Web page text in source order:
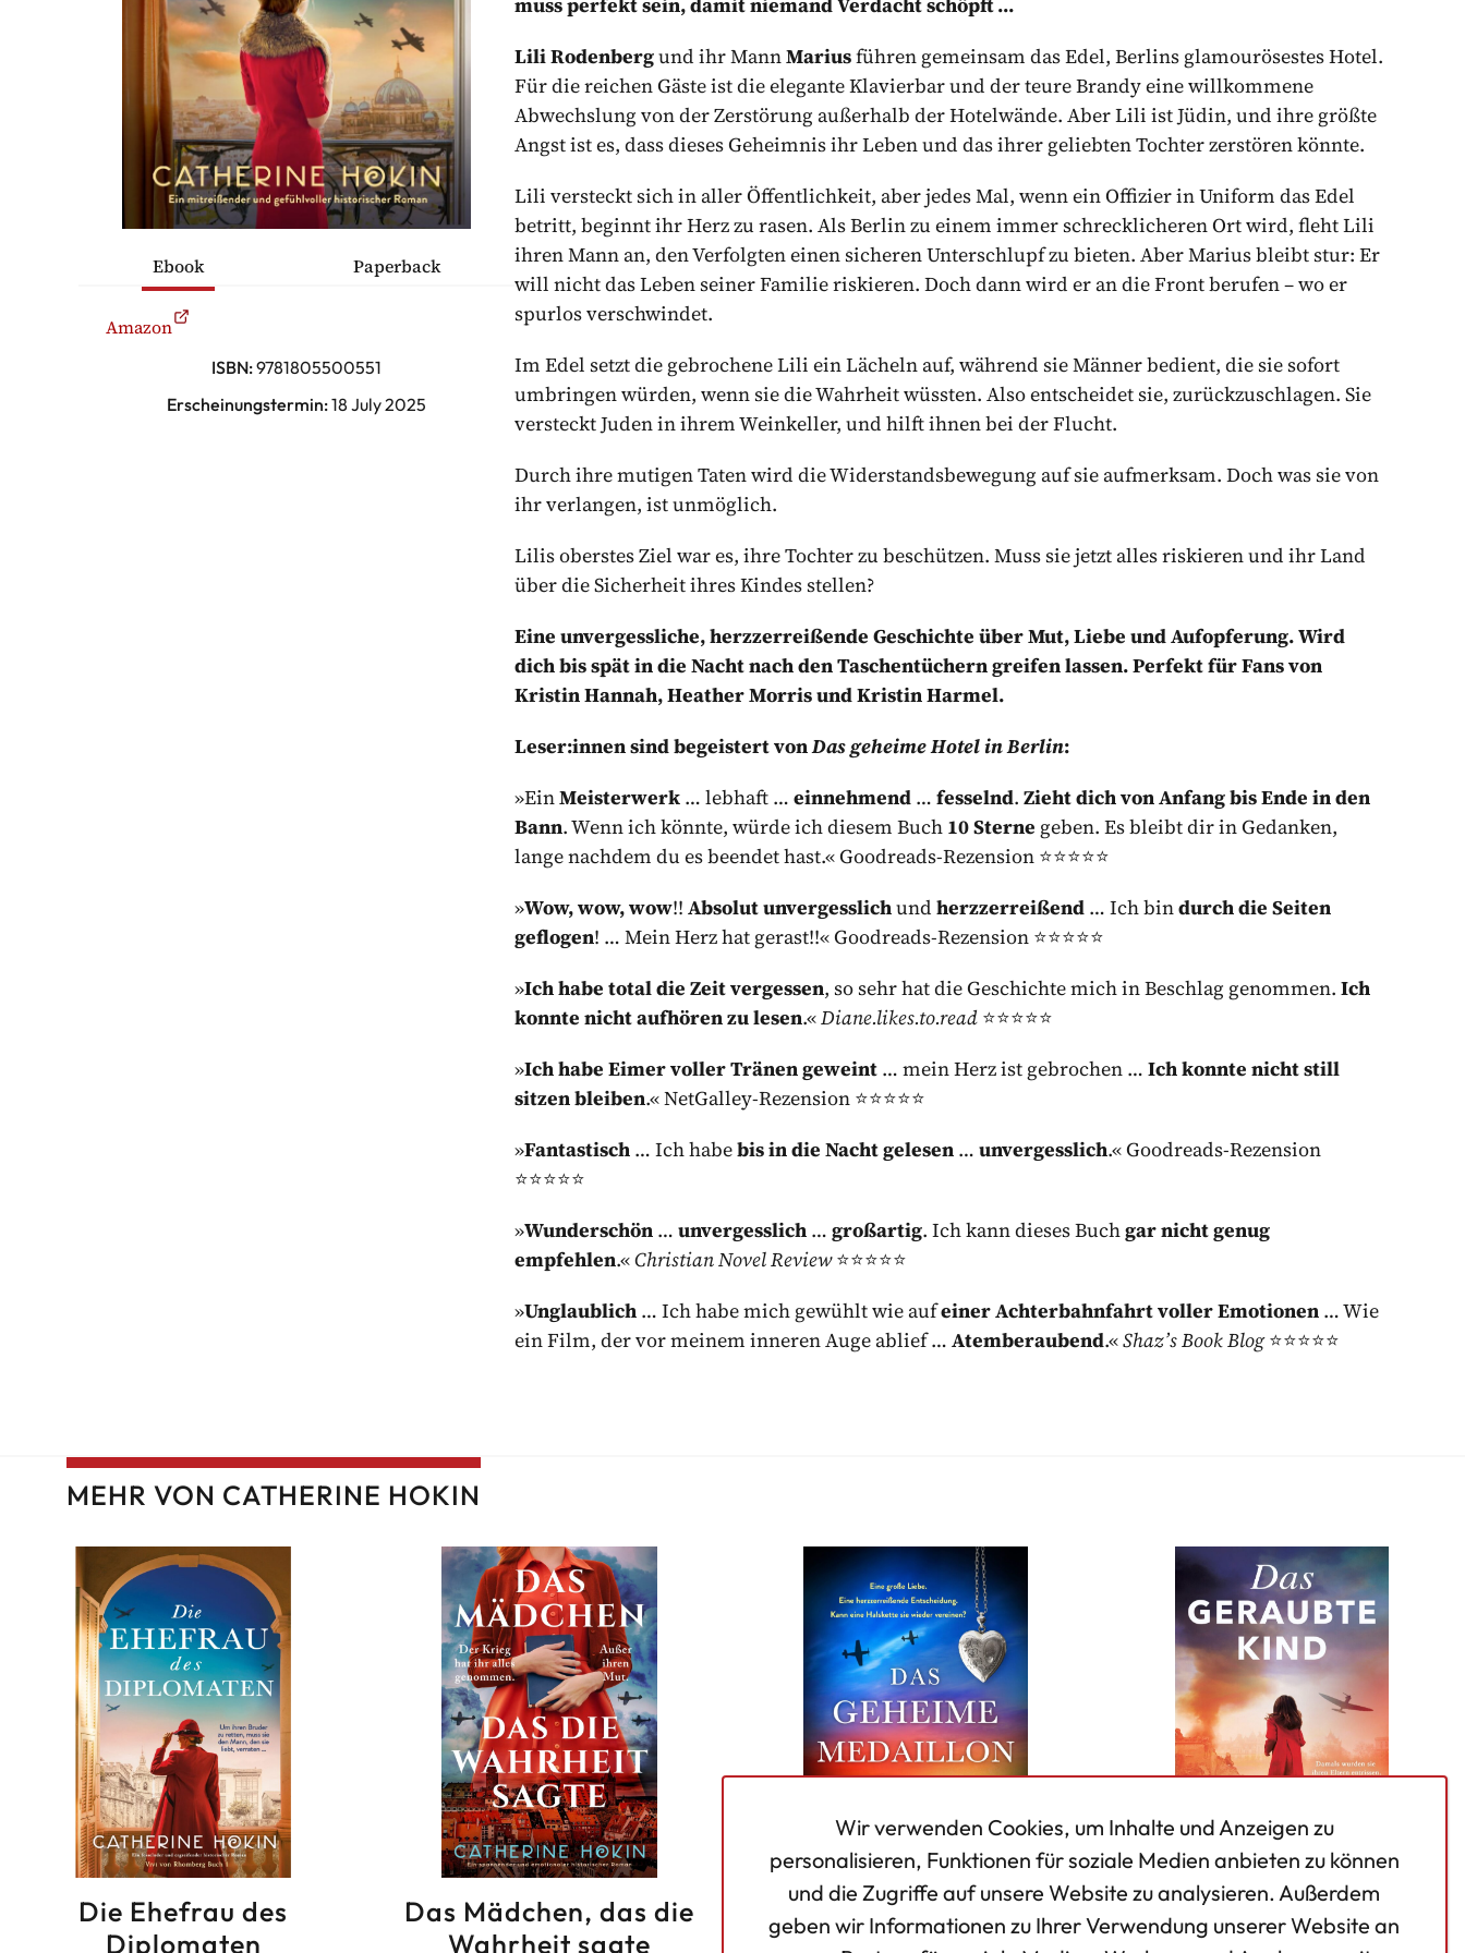
Romane
Ebook Paperback
Amazon
ISBN:9781805500551
Erscheinungstermin:18 July 2025
Lili Rodenbergund ihr MannMariusführen gemeinsam das Edel, Berlins glamourösestes Hotel.
Für die reichen Gäste ist die elegante Klavierbar und der teure Brandy eine willkommene
Abwechslung von der Zerstörung außerhalb der Hotelwände. Aber Lili ist Jüdin, und ihre größte
Angst ist es, dass dieses Geheimnis ihr Leben und das ihrer geliebten Tochter zerstören könnte.
Lili versteckt sich in aller Öffentlichkeit, aber jedes Mal, wenn ein Offizier in Uniform das Edel
betritt, beginnt ihr Herz zu rasen. Als Berlin zu einem immer schrecklicheren Ort wird, fleht Lili
ihren Mann an, den Verfolgten einen sicheren Unterschlupf zu bieten. Aber Marius bleibt stur: Er
will nicht das Leben seiner Familie riskieren. Doch dann wird er an die Front berufen – wo er
spurlos verschwindet.
Im Edel setzt die gebrochene Lili ein Lächeln auf, während sie Männer bedient, die sie sofort
umbringen würden, wenn sie die Wahrheit wüssten. Also entscheidet sie, zurückzuschlagen. Sie
versteckt Juden in ihrem Weinkeller, und hilft ihnen bei der Flucht.
Durch ihre mutigen Taten wird die Widerstandsbewegung auf sie aufmerksam. Doch was sie von
ihr verlangen, ist unmöglich.
Lilis oberstes Ziel war es, ihre Tochter zu beschützen. Muss sie jetzt alles riskieren und ihr Land
über die Sicherheit ihres Kindes stellen?
Eine unvergessliche, herzzerreißende Geschichte über Mut, Liebe und Aufopferung. Wird
dich bis spät in die Nacht nach den Taschentüchern greifen lassen. Perfekt für Fans von
Kristin Hannah, Heather Morris und Kristin Harmel.
Leser:innen sind begeistert vonDas geheime Hotel in Berlin:
»EinMeisterwerk … lebhaft …einnehmend …fesselnd.Zieht dich von Anfang bis Ende in den
Bann. Wenn ich könnte, würde ich diesem Buch 10 Sterne geben. Es bleibt dir in Gedanken,
lange nachdem du es beendet hast.« Goodreads-Rezension ⭐⭐⭐⭐⭐
»Wow, wow, wow!!Absolut unvergesslichundherzzerreißend … Ich bindurch die Seiten
geflogen! … Mein Herz hat gerast!!« Goodreads-Rezension ⭐⭐⭐⭐⭐
»Ich habe total die Zeit vergessen, so sehr hat die Geschichte mich in Beschlag genommen.Ich
konnte nicht aufhören zu lesen.«Diane.likes.to.read ⭐⭐⭐⭐⭐
»Ich habe Eimer voller Tränen geweint … mein Herz ist gebrochen …Ich konnte nicht still
sitzen bleiben.« NetGalley-Rezension ⭐⭐⭐⭐⭐
»Fantastisch … Ich habebis in die Nacht gelesen …unvergesslich.« Goodreads-Rezension
⭐⭐⭐⭐⭐
»Wunderschön …unvergesslich …großartig. Ich kann dieses Buchgar nicht genug
empfehlen.«Christian Novel Review⭐⭐⭐⭐⭐
»Unglaublich … Ich habe mich gewühlt wie aufeiner Achterbahnfahrt voller Emotionen … Wie
ein Film, der vor meinem inneren Auge ablief …Atemberaubend.«Shaz’s Book Blog⭐⭐⭐⭐⭐
MEHR VON CATHERINE HOKIN
Die Ehefrau des
Diplomaten
Das Mädchen, das die
Wahrheit sagte
Das geheime Medaillon Das geraubte Kind
Wir verwenden Cookies, um Inhalte und Anzeigen zu
personalisieren, Funktionen für soziale Medien anbieten zu können
und die Zugriffe auf unsere Website zu analysieren. Außerdem
geben wir Informationen zu Ihrer Verwendung unserer Website an